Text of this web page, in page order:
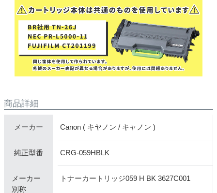
商品詳細
メーカー Canon ( キヤノン / キャノン )
純正型番 CRG-059HBLK
メーカー
別称
トナーカートリッジ059 H BK 3627C001